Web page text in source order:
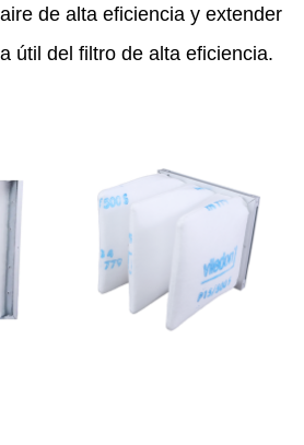
de alta eficiencia y extender
útil del filtro de alta eficiencia.